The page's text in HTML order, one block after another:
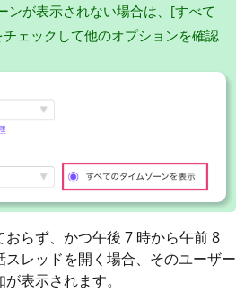
ンが表示されない場合は、[すべて
ェックして他のオプションを確認
らず、かつ午後 7 時から午前 8
レッドを開く場合、そのユーザー
表示されます。